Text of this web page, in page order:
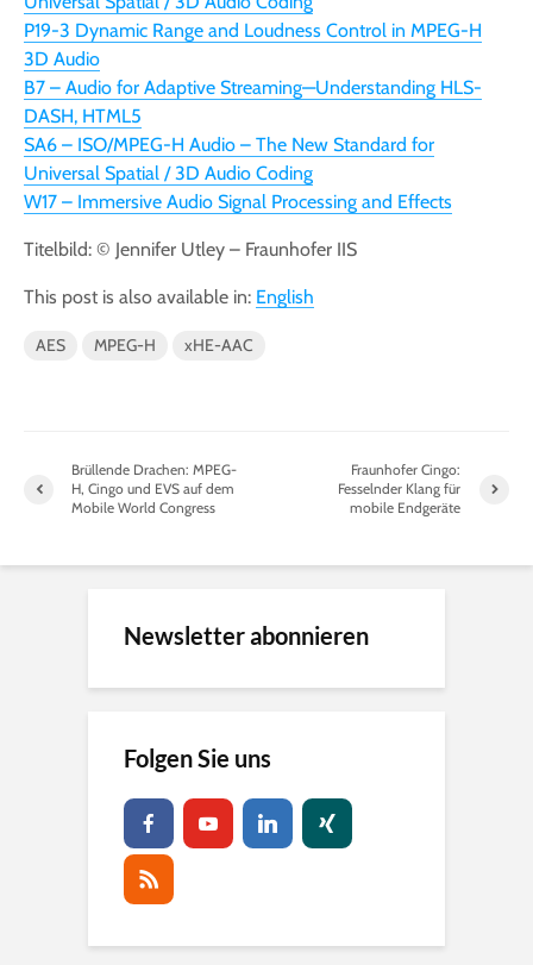
P19-3 Dynamic Range and Loudness Control in MPEG-H
3D Audio
B7 – Audio for Adaptive Streaming—Understanding HLS-
DASH, HTML5
SA6 – ISO/MPEG-H Audio – The New Standard for
Universal Spatial / 3D Audio Coding
W17 – Immersive Audio Signal Processing and Effects
Titelbild: © Jennifer Utley – Fraunhofer IIS
This post is also available in: English
AES MPEG-H xHE-AAC
Brüllende Drachen: MPEG-
H, Cingo und EVS auf dem
Mobile World Congress
Fraunhofer Cingo:
Fesselnder Klang für
mobile Endgeräte
Newsletter abonnieren
Folgen Sie uns